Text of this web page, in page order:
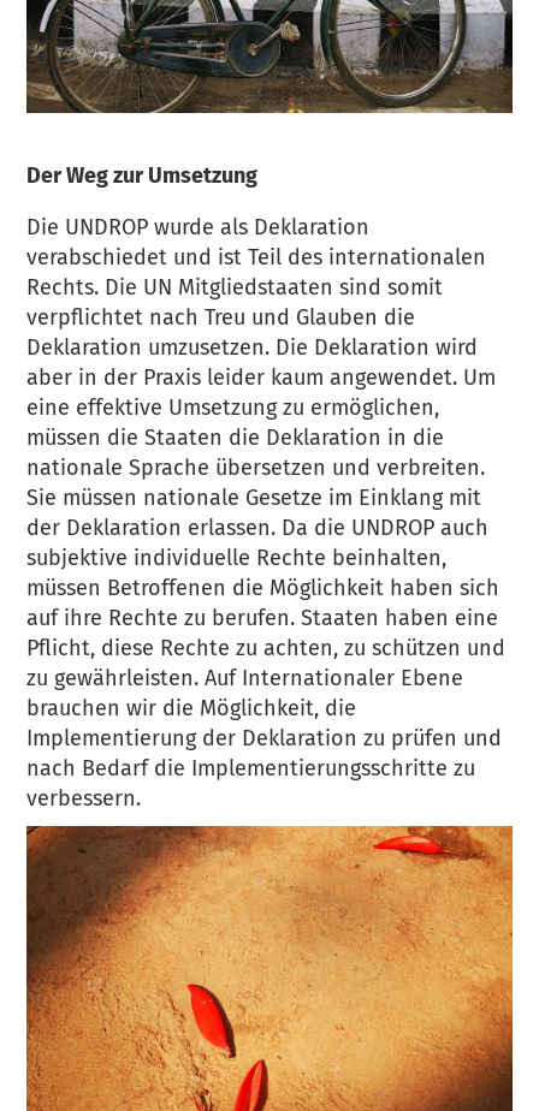
Der Weg zur Umsetzung
Die UNDROP wurde als Deklaration
verabschiedet und ist Teil des internationalen
Rechts. Die UN Mitgliedstaaten sind somit
verpflichtet nach Treu und Glauben die
Deklaration umzusetzen. Die Deklaration wird
aber in der Praxis leider kaum angewendet. Um
eine effektive Umsetzung zu ermöglichen,
müssen die Staaten die Deklaration in die
nationale Sprache übersetzen und verbreiten.
Sie müssen nationale Gesetze im Einklang mit
der Deklaration erlassen. Da die UNDROP auch
subjektive individuelle Rechte beinhalten,
müssen Betroffenen die Möglichkeit haben sich
auf ihre Rechte zu berufen. Staaten haben eine
Pflicht, diese Rechte zu achten, zu schützen und
zu gewährleisten. Auf Internationaler Ebene
brauchen wir die Möglichkeit, die
Implementierung der Deklaration zu prüfen und
nach Bedarf die Implementierungsschritte zu
verbessern.